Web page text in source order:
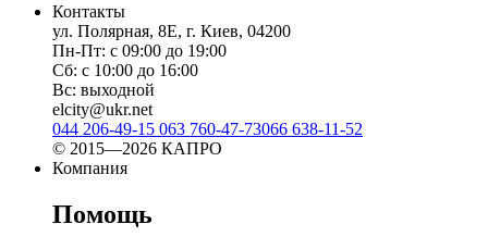
Контакты
ул. Полярная, 8Е, г. Киев, 04200
Пн-Пт: с 09:00 до 19:00
Сб: с 10:00 до 16:00
Вс: выходной
elcity@ukr.net
044 206-49-15 063 760-47-73066 638-11-52
© 2015—2026 КАПРО
Компания
Помощь